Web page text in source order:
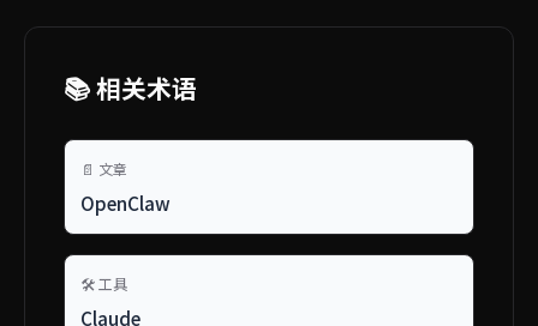
📚 相关术语
📄 文章
OpenClaw
🛠️ 工具
Claude